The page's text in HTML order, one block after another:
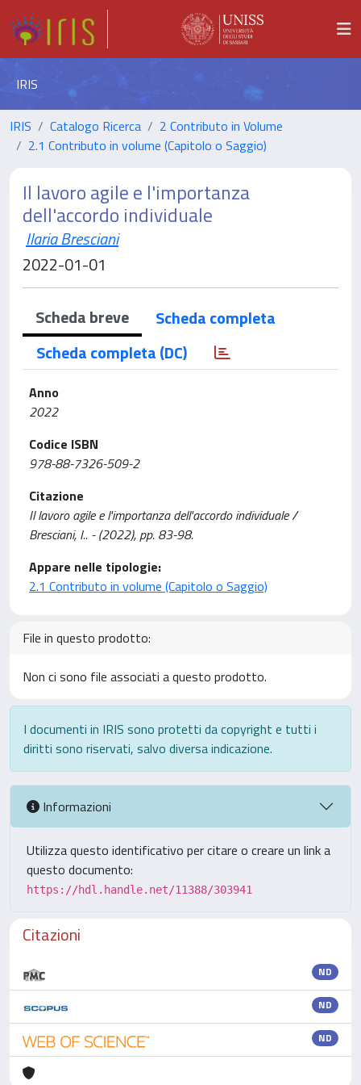
IRIS
IRIS Catalogo Ricerca
2 Contributo in Volume
2.1 Contributo in volume (Capitolo o Saggio)
Il lavoro agile e l'importanza
dell'accordo individuale
Ilaria Bresciani
2022-01-01
Scheda breve
Scheda completa
Scheda completa (DC)
Anno
2022
Codice ISBN
978-88-7326-509-2
Citazione
Il lavoro agile e l'importanza dell'accordo individuale /
Bresciani, I.. - (2022), pp. 83-98.
Appare nelle tipologie:
2.1 Contributo in volume (Capitolo o Saggio)
File in questo prodotto:
Non ci sono file associati a questo prodotto.
I documenti in IRIS sono protetti da copyright e tutti i
diritti sono riservati, salvo diversa indicazione.
Informazioni
Utilizza questo identificativo per citare o creare un link a
questo documento:
https://hdl.handle.net/11388/303941
Citazioni
ND
ND
ND